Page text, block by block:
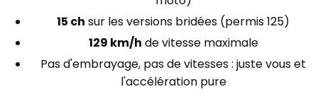
15 ch sur les versions bridées (permis 125)
129 km/h de vitesse maximale
Pas d'embrayage, pas de vitesses : juste vous et
l'accélération pure